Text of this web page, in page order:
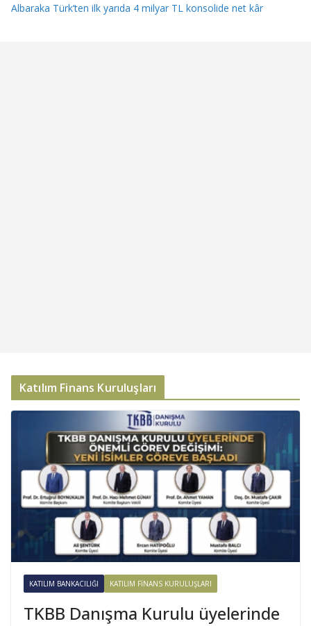
Albaraka Türk’ten ilk yarıda 4 milyar TL konsolide net kâr
Katılım Finans Kuruluşları
KATILIM BANKACILIĞI KATILIM FINANS KURULUŞLARI
TKBB Danışma Kurulu üyelerinde